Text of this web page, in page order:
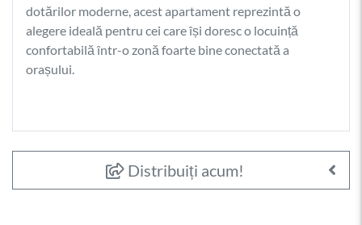
dotărilor moderne, acest apartament reprezintă o
alegere ideală pentru cei care își doresc o locuință
confortabilă într-o zonă foarte bine conectată a
orașului.
Distribuiți acum!